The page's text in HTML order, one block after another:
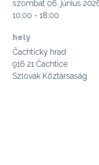
szombat 06. június
10:00 - 18:00
hely
Čachtický hrad
916 21 Čachtice
Szlovák Köztársaság